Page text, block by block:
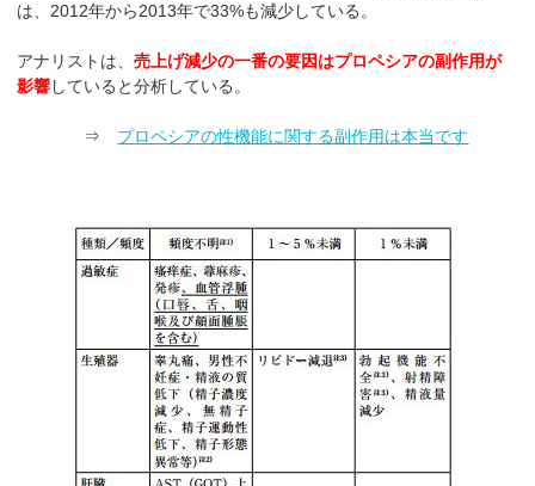
は、2012年から2013年で33%も減少している。
アナリストは、売上げ減少の一番の要因はプロペシアの副作用が
影響していると分析している。
⇒ プロペシアの性機能に関する副作用は本当です